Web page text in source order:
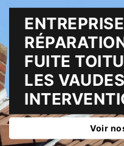
FUITE
LES
Voir